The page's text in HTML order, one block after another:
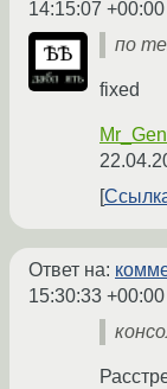
14:15:07 +00:00
по
fixed
Ответ на:
15:30:33 +00:00